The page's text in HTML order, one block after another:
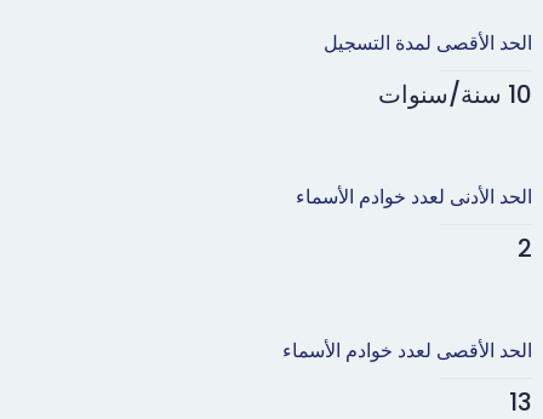
الحد الأقصى لمدة التسجيل
10 سنة/سنوات
الحد الأدنى لعدد خوادم الأسماء
2
الحد الأقصى لعدد خوادم الأسماء
13